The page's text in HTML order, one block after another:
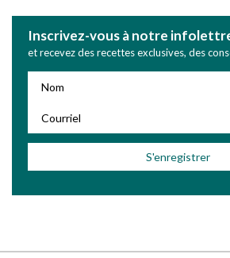
Inscrivez-vous à notre
et recevez des recettes exclusives, des